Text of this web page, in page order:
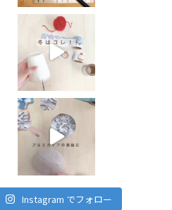
Instagram でフォロー